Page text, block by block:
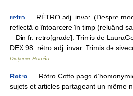
retro — RÉTRO adj. invar. (Despre
reflectă o întoarcere în timp (reluând
– Din fr. retro[grade]. Trimis de
DEX 98 rétro adj. invar. Trimis de
Dicționar Român
Retro — Rétro Cette page
sujets et articles partageant un même